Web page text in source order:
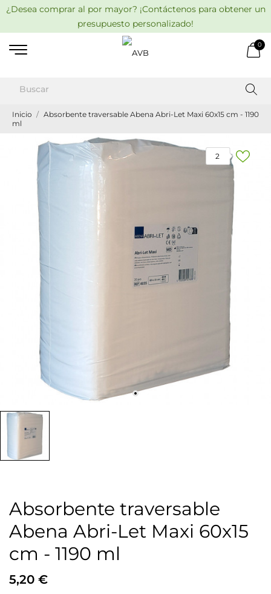
¿Desea comprar al por mayor? ¡Contáctenos para obtener un
presupuesto personalizado!
0
Inicio
Absorbente traversable Abena Abri-Let Maxi 60x15 cm - 1190
ml
2
Absorbente traversable
Abena Abri-Let Maxi 60x15
cm - 1190 ml
5,20 €